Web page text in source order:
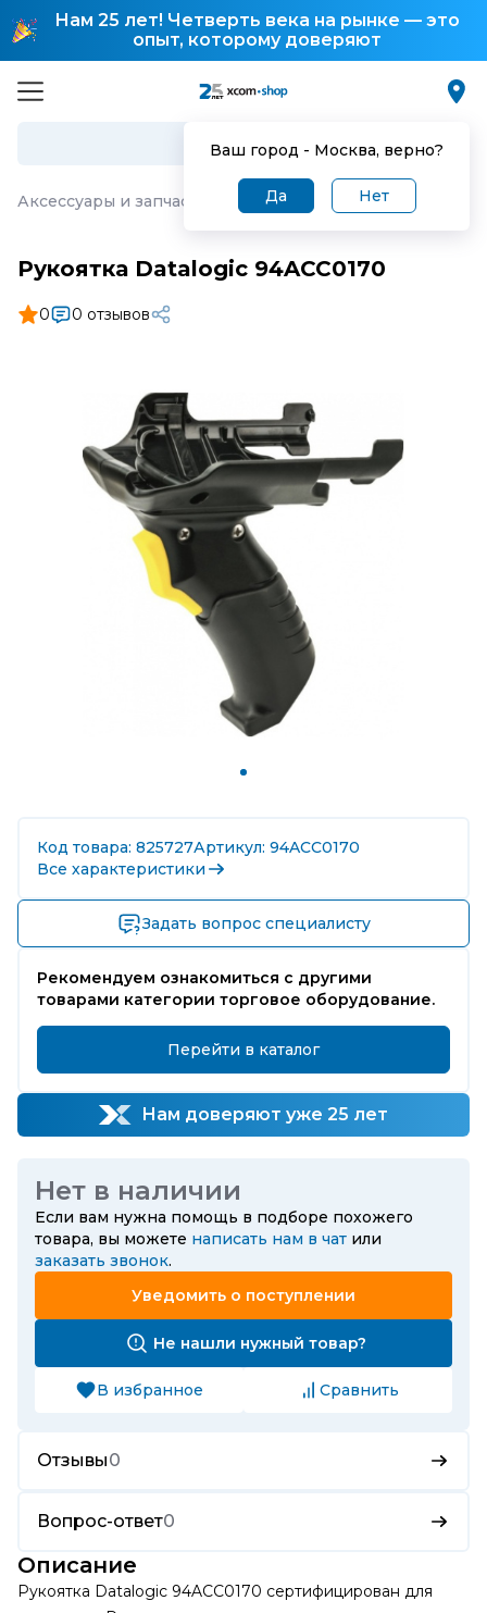
Нам 25 лет! Четверть века на рынке — это
опыт, которому доверяют
Ваш город - Москва, верно?
Да Нет
Аксессуары и запчасти для торгового оборудования
Рукоятка Datalogic 94ACC0170
0 0 отзывов
Код товара: 825727Артикул: 94ACC0170
Все характеристики
Задать вопрос специалисту
Рекомендуем ознакомиться с другими
товарами категории торговое оборудование.
Перейти в каталог
Нам доверяют уже 25 лет
Нет в наличии
Если вам нужна помощь в подборе похожего
товара, вы можете написать нам в чат или
заказать звонок.
Уведомить о поступлении
Не нашли нужный товар?
В избранное Сравнить
Отзывы0
Вопрос-ответ0
Описание
Рукоятка Datalogic 94ACC0170 сертифицирован для